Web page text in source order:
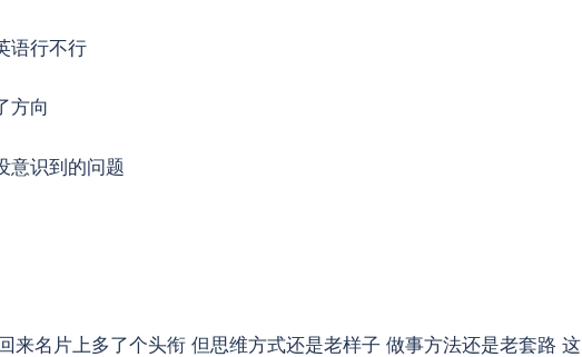
语行不行
方向
意识到的问题
来名片上多了个头衔 但思维方式还是老样子 做事方法还是老套路 这